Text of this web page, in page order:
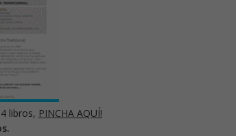
libros, PINCHA AQUÍ!